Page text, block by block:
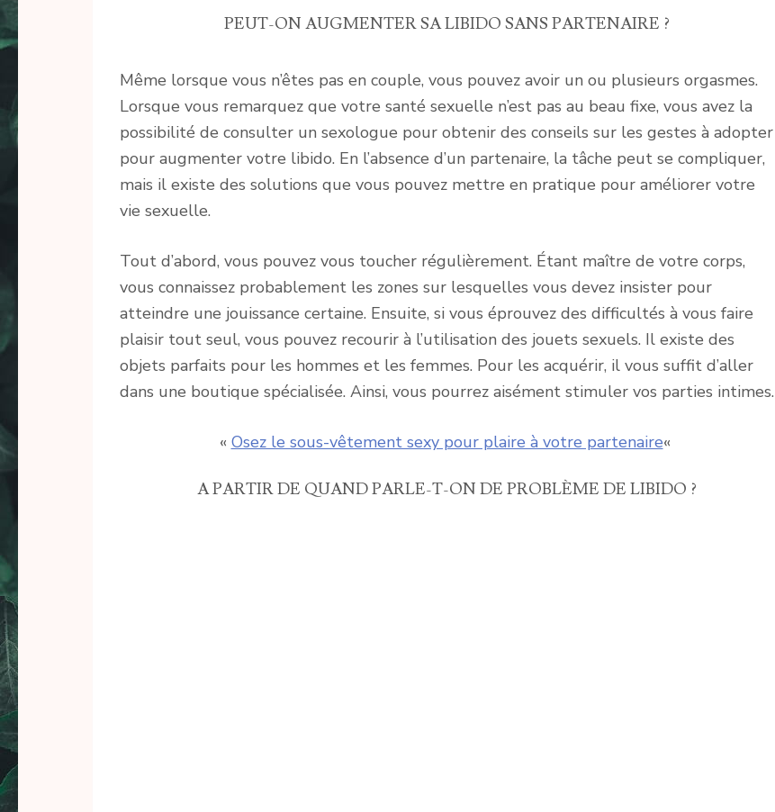
PEUT-ON AUGMENTER SA LIBIDO SANS PARTENAIRE ?
Même lorsque vous n’êtes pas en couple, vous pouvez avoir un ou plusieurs orgasmes.
Lorsque vous remarquez que votre santé sexuelle n’est pas au beau fixe, vous avez la
possibilité de consulter un sexologue pour obtenir des conseils sur les gestes à adopter
pour augmenter votre libido. En l’absence d’un partenaire, la tâche peut se compliquer,
mais il existe des solutions que vous pouvez mettre en pratique pour améliorer votre
vie sexuelle.
Tout d’abord, vous pouvez vous toucher régulièrement. Étant maître de votre corps,
vous connaissez probablement les zones sur lesquelles vous devez insister pour
atteindre une jouissance certaine. Ensuite, si vous éprouvez des difficultés à vous faire
plaisir tout seul, vous pouvez recourir à l’utilisation des jouets sexuels. Il existe des
objets parfaits pour les hommes et les femmes. Pour les acquérir, il vous suffit d’aller
dans une boutique spécialisée. Ainsi, vous pourrez aisément stimuler vos parties intimes.
« Osez le sous-vêtement sexy pour plaire à votre partenaire«
A PARTIR DE QUAND PARLE-T-ON DE PROBLÈME DE LIBIDO ?